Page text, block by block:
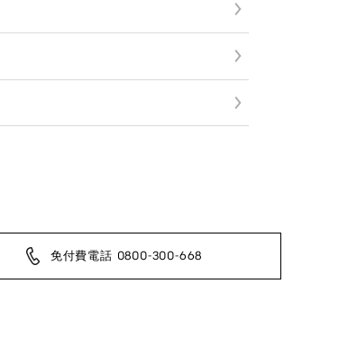
免付費電話 0800-300-668